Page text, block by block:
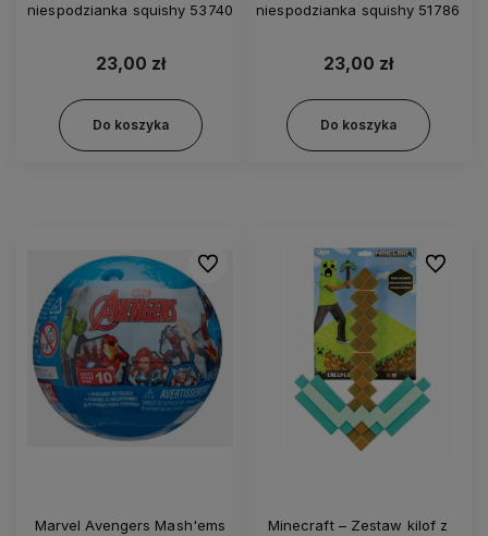
niespodzianka squishy 53740
23,00 zł
Do koszyka
niespodzianka squishy 51786
23,00 zł
Do koszyka
Marvel Avengers Mash'ems
Do ulubionych
Minecraft – Zestaw kilof z
Do